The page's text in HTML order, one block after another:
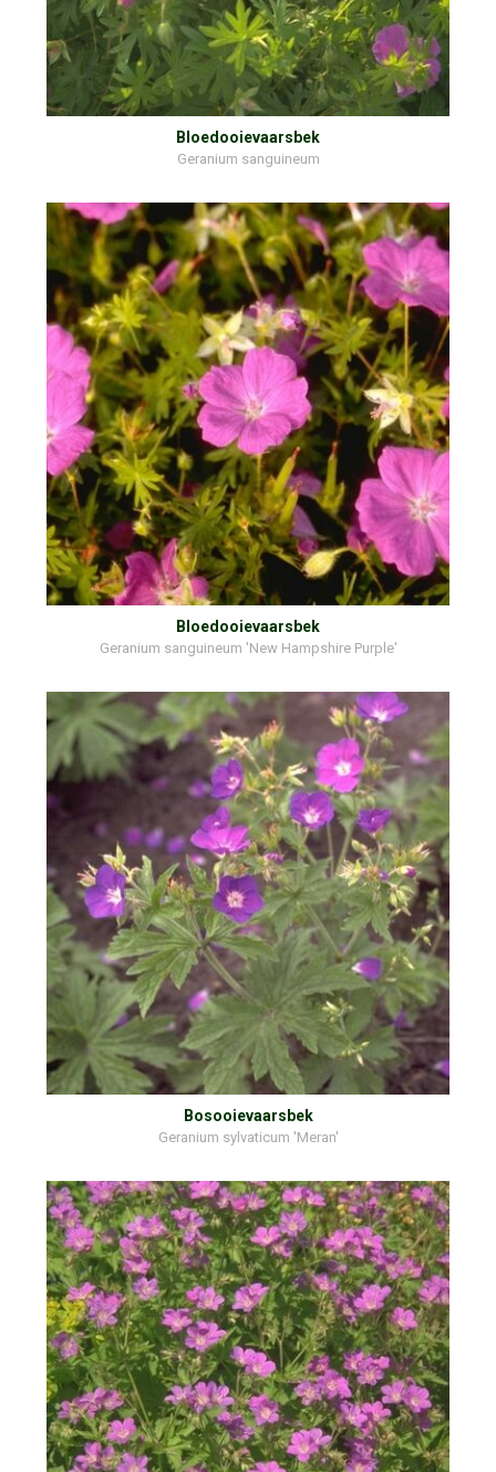
Bloedooievaarsbek
Geranium sanguineum
Bloedooievaarsbek
Geranium sanguineum 'New Hampshire Purple'
Bosooievaarsbek
Geranium sylvaticum 'Meran'